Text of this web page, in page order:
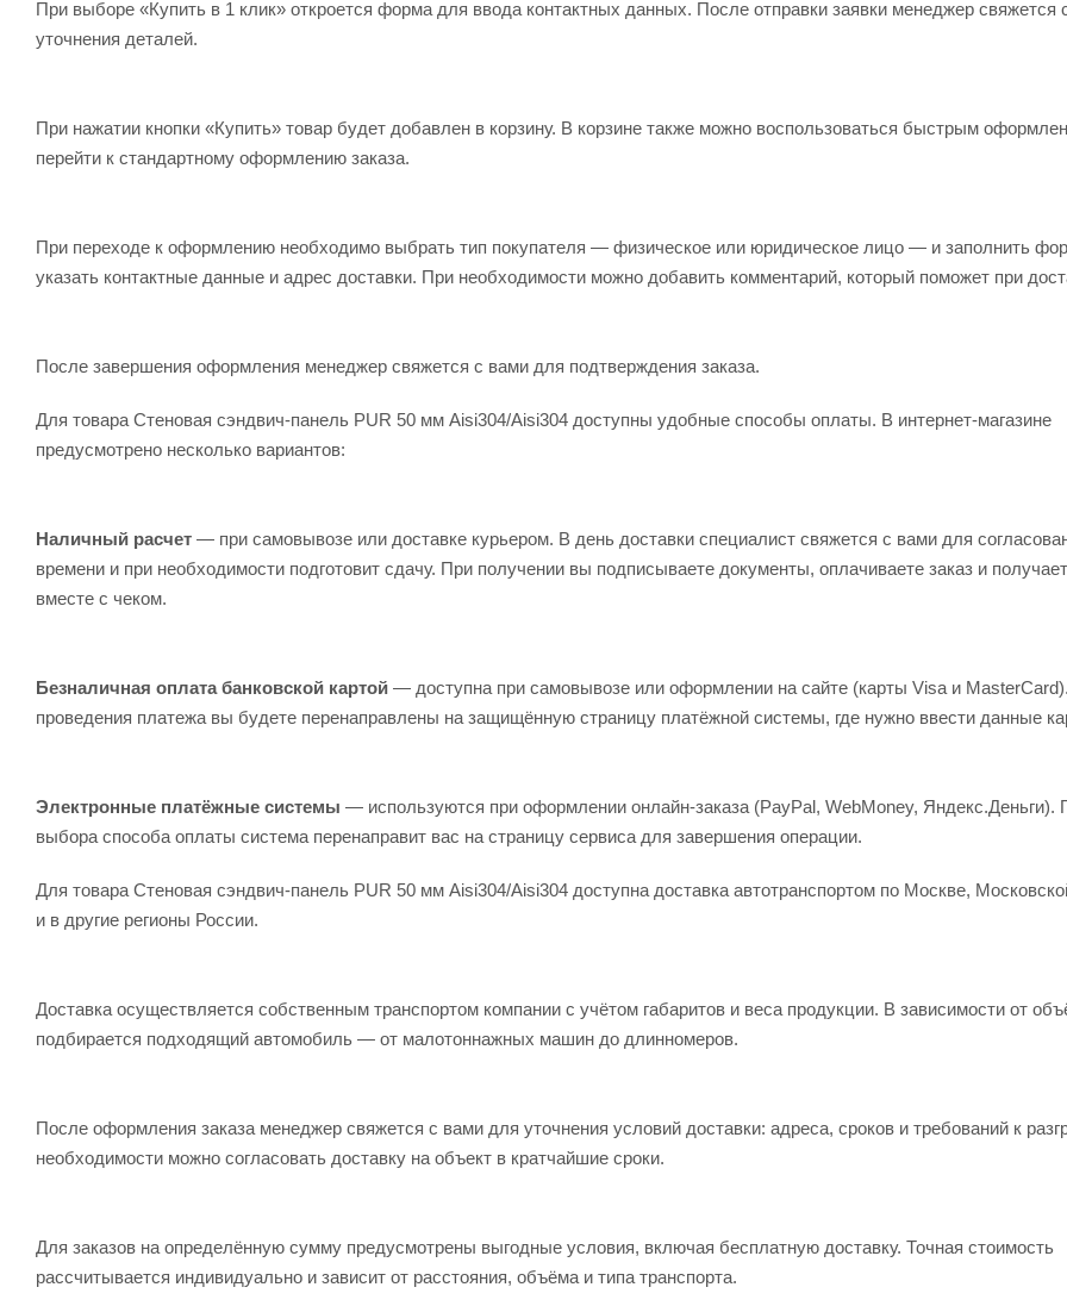
При выборе «Купить в 1 клик» откроется форма для ввода контактных данных. После отправки заявки менеджер свяжется
уточнения деталей.
При нажатии кнопки «Купить» товар будет добавлен в корзину. В корзине также можно воспользоваться быстрым
перейти к стандартному оформлению заказа.
При переходе к оформлению необходимо выбрать тип покупателя — физическое или юридическое лицо — и заполнить
указать контактные данные и адрес доставки. При необходимости можно добавить комментарий, который поможет при
После завершения оформления менеджер свяжется с вами для подтверждения заказа.
Для товара Стеновая сэндвич-панель PUR 50 мм Aisi304/Aisi304 доступны удобные способы оплаты. В интернет-магазине
предусмотрено несколько вариантов:
Наличный расчет — при самовывозе или доставке курьером. В день доставки специалист свяжется с вами для
времени и при необходимости подготовит сдачу. При получении вы подписываете документы, оплачиваете заказ и
вместе с чеком.
Безналичная оплата банковской картой — доступна при самовывозе или оформлении на сайте (карты Visa и
проведения платежа вы будете перенаправлены на защищённую страницу платёжной системы, где нужно ввести данные
Электронные платёжные системы — используются при оформлении онлайн-заказа (PayPal, WebMoney, Яндекс.Деньги).
выбора способа оплаты система перенаправит вас на страницу сервиса для завершения операции.
Для товара Стеновая сэндвич-панель PUR 50 мм Aisi304/Aisi304 доступна доставка автотранспортом по Москве,
и в другие регионы России.
Доставка осуществляется собственным транспортом компании с учётом габаритов и веса продукции. В зависимости от
подбирается подходящий автомобиль — от малотоннажных машин до длинномеров.
После оформления заказа менеджер свяжется с вами для уточнения условий доставки: адреса, сроков и требований к
необходимости можно согласовать доставку на объект в кратчайшие сроки.
Для заказов на определённую сумму предусмотрены выгодные условия, включая бесплатную доставку. Точная стоимость
рассчитывается индивидуально и зависит от расстояния, объёма и типа транспорта.